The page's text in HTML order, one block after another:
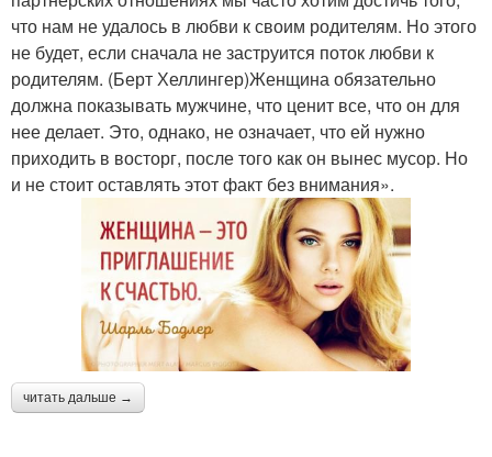
что нам не удалось в любви к своим родителям. Но этого
не будет, если сначала не заструится поток любви к
родителям. (Берт Хеллингер)Женщина обязательно
должна показывать мужчине, что ценит все, что он для
нее делает. Это, однако, не означает, что ей нужно
приходить в восторг, после того как он вынес мусор. Но
и не стоит оставлять этот факт без внимания».
читать дальше →